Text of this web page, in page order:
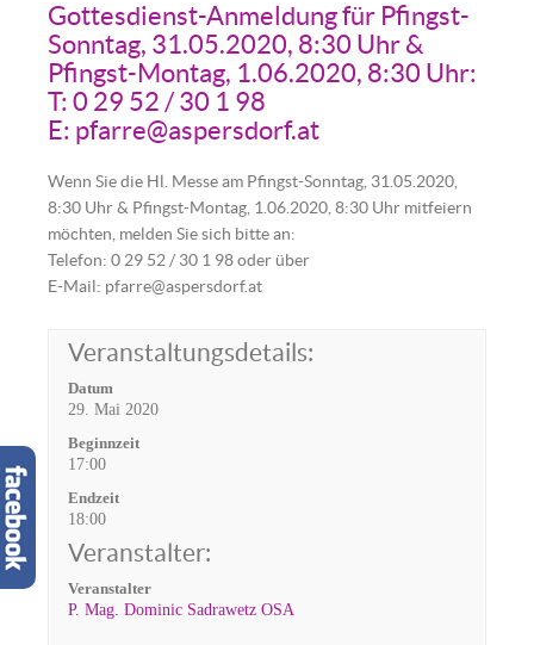
Gottesdienst-Anmeldung für Pfingst-
Sonntag, 31.05.2020, 8:30 Uhr &
Pfingst-Montag, 1.06.2020, 8:30 Uhr:
T: 0 29 52 / 30 1 98
E: pfarre@aspersdorf.at
Wenn Sie die Hl. Messe am Pfingst-Sonntag, 31.05.2020,
8:30 Uhr & Pfingst-Montag, 1.06.2020, 8:30 Uhr mitfeiern
möchten, melden Sie sich bitte an:
Telefon: 0 29 52 / 30 1 98 oder über
E-Mail: pfarre@aspersdorf.at
Veranstaltungsdetails:
Datum
29. Mai 2020
Beginnzeit
17:00
Endzeit
18:00
Veranstalter:
Veranstalter
P. Mag. Dominic Sadrawetz OSA